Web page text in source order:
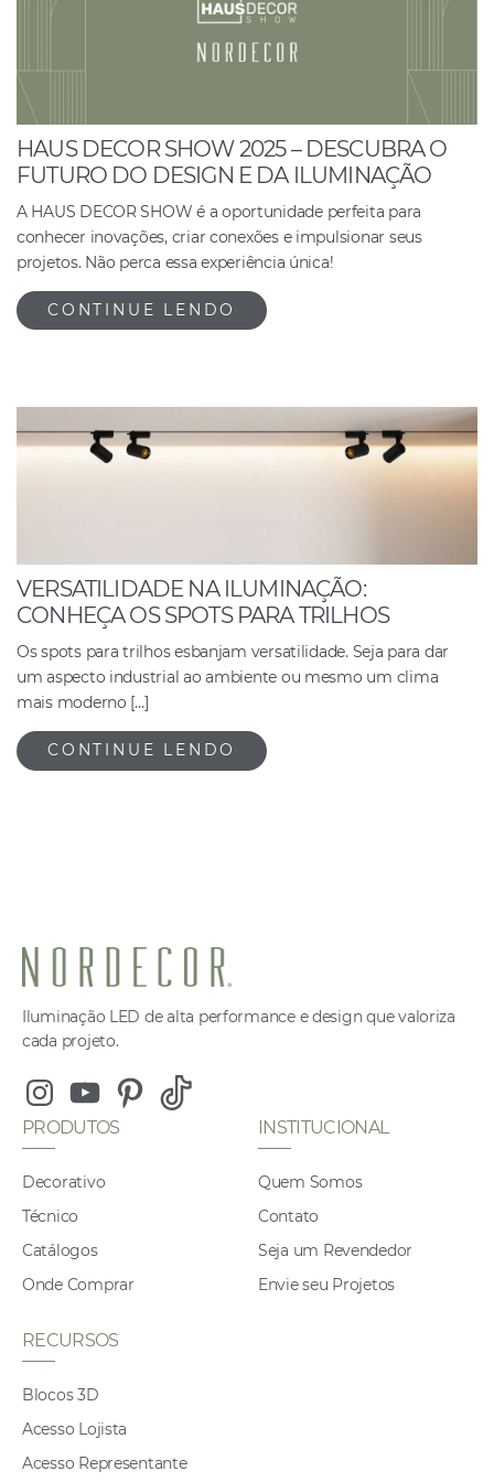
HAUS DECOR SHOW 2025 – DESCUBRA O
FUTURO DO DESIGN E DA ILUMINAÇÃO
A HAUS DECOR SHOW é a oportunidade perfeita para
conhecer inovações, criar conexões e impulsionar seus
projetos. Não perca essa experiência única!
CONTINUE LENDO
VERSATILIDADE NA ILUMINAÇÃO:
CONHEÇA OS SPOTS PARA TRILHOS
Os spots para trilhos esbanjam versatilidade. Seja para dar
um aspecto industrial ao ambiente ou mesmo um clima
mais moderno […]
CONTINUE LENDO
Iluminação LED de alta performance e design que valoriza
cada projeto.
InstagramYoutubePinterest
Tiktok
PRODUTOS
Decorativo
Técnico
Catálogos
Onde Comprar
INSTITUCIONAL
Quem Somos
Contato
Seja um Revendedor
Envie seu Projetos
RECURSOS
Blocos 3D
Acesso Lojista
Acesso Representante